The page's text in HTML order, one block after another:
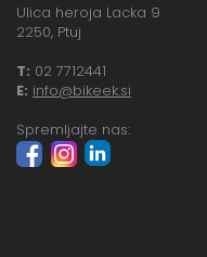
Ulica heroja Lacka 9
2250, Ptuj
T: 02 7712441
E: info@bikeek.si
Spremljajte nas: